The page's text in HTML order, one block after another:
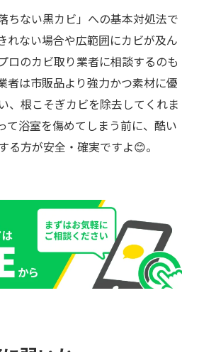
ちない黒カビ」への基本対処法で
れない場合や広範囲にカビが及ん
ロのカビ取り業者に相談するのも
者は市販品より強力かつ素材に優
、根こそぎカビを除去してくれま
て浴室を傷めてしまう前に、酷い
る方が安全・確実ですよ😊。